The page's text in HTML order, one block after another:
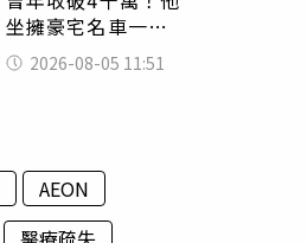
坐擁豪宅名車一夕
之間「啪！沒
了」 如今卻說更
2026-08-05 11:51
AEON